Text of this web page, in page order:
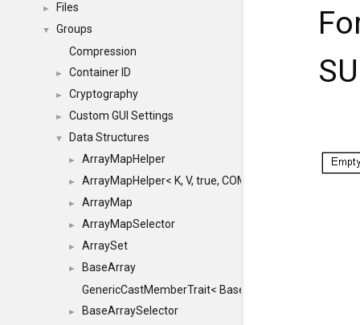
► Files
▼
Groups
Compression
► Container ID
► Cryptography
► Custom GUI Settings
▼ Data Structures
► ArrayMapHelper
► ArrayMapHelper< K, V, true, COMPARE, ARRAY >
► ArrayMap
► ArrayMapSelector
► ArraySet
►
BaseArray
GenericCastMemberTrait< BaseArray< TO >,
► BaseArraySelector